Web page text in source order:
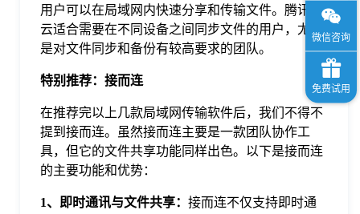
用户可以在局域网内快速分享和传输文件。腾讯微
云适合需要在不同设备之间同步文件的用户，尤其
是对文件同步和备份有较高要求的团队。
特别推荐：接而连
在推荐完以上几款局域网传输软件后，我们不得不
提到接而连。虽然接而连主要是一款团队协作工
具，但它的文件共享功能同样出色。以下是接而连
的主要功能和优势：
1、即时通讯与文件共享： 接而连不仅支持即时通